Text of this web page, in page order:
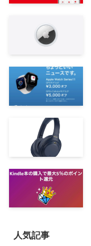
人気記事